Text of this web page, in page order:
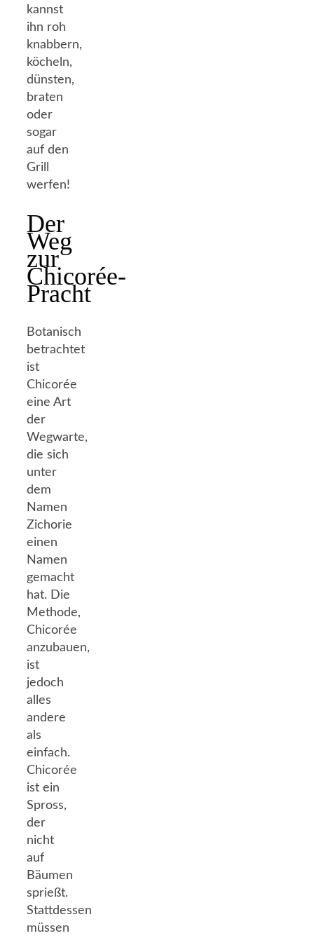
kannst
ihn roh
knabbern,
köcheln,
dünsten,
braten
oder
sogar
auf den
Grill
werfen!
Der
Weg
zur
Chicorée-
Pracht
Botanisch
betrachtet
ist
Chicorée
eine Art
der
Wegwarte,
die sich
unter
dem
Namen
Zichorie
einen
Namen
gemacht
hat. Die
Methode,
Chicorée
anzubauen,
ist
jedoch
alles
andere
als
einfach.
Chicorée
ist ein
Spross,
der
nicht
auf
Bäumen
sprießt.
Stattdessen
müssen